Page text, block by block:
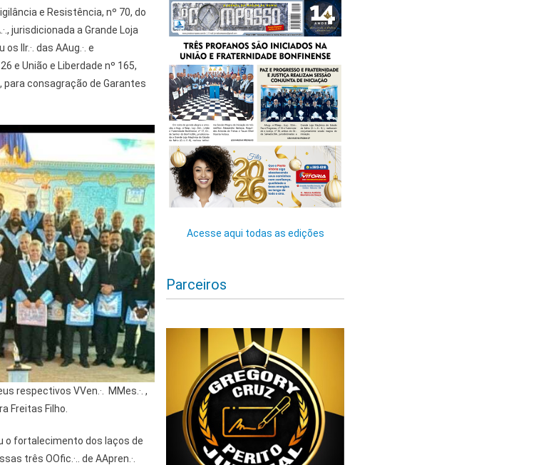
e Resistência, nº 70, do
jurisdicionada a Grande Loja
os IIr.·. das AAug.·. e
e União e Liberdade nº 165,
para consagração de Garantes
respectivos VVen.·. MMes.·. ,
Freitas Filho.
o fortalecimento dos laços de
três OOfic.·.. de AApren.·.
Acesse aqui todas as edições
Parceiros